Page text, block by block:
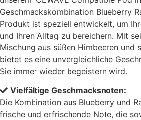
Geschmackskombination Blueberry
Produkt ist speziell entwickelt, um
und Ihren Alltag zu bereichern. Mit
Mischung aus süßen Himbeeren und
bietet es eine unvergleichliche
Sie immer wieder begeistern wird.
Vielfältige Geschmacksnoten:
Die Kombination aus Blueberry und
frische und erfrischende Note, die